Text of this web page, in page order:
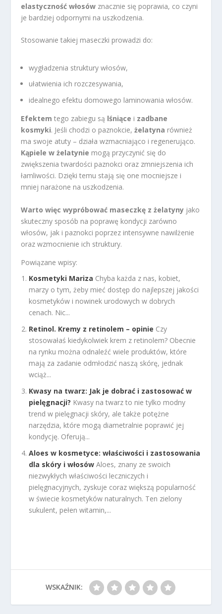
elastyczność włosów znacznie się poprawia, co czyni
je bardziej odpornymi na uszkodzenia.
Stosowanie takiej maseczki prowadzi do:
wygładzenia struktury włosów,
ułatwienia ich rozczesywania,
idealnego efektu domowego laminowania włosów.
Efektem tego zabiegu są lśniące i zadbane
kosmyki. Jeśli chodzi o paznokcie,żelatyna również
ma swoje atuty – działa wzmacniająco i regenerująco.
Kąpiele w żelatynie mogą przyczynić się do
zwiększenia twardości paznokci oraz zmniejszenia ich
łamliwości. Dzięki temu stają się one mocniejsze i
mniej narażone na uszkodzenia.
Warto więc wypróbować maseczkę z żelatyny jako
skuteczny sposób na poprawę kondycji zarówno
włosów, jak i paznokci poprzez intensywne nawilżenie
oraz wzmocnienie ich struktury.
Powiązane wpisy:
Kosmetyki Mariza Chyba każda z nas, kobiet,
marzy o tym, żeby mieć dostęp do najlepszej jakości
kosmetyków i nowinek urodowych w dobrych
cenach. Nic...
Retinol. Kremy z retinolem – opinie Czy
stosowałaś kiedykolwiek krem z retinolem? Obecnie
na rynku można odnaleźć wiele produktów, które
mają za zadanie odmłodzić naszą skórę, jednak
wciąż...
Kwasy na twarz: Jak je dobrać i zastosować w
pielęgnacji? Kwasy na twarz to nie tylko modny
trend w pielęgnacji skóry, ale także potężne
narzędzia, które mogą diametralnie poprawić jej
kondycję. Oferują...
Aloes w kosmetyce: właściwości i zastosowania
dla skóry i włosów Aloes, znany ze swoich
niezwykłych właściwości leczniczych i
pielęgnacyjnych, zyskuje coraz większą popularność
w świecie kosmetyków naturalnych. Ten zielony
sukulent, pełen witamin,...
WSKAŹNIK: